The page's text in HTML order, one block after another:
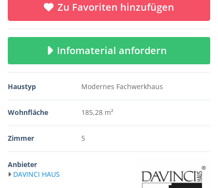
Zu Favoriten hinzufügen
Infomaterial anfordern
Haustyp Modernes Fachwerkhaus
Wohnfläche 185,28 m²
Zimmer 5
Anbieter
DAVINCI HAUS